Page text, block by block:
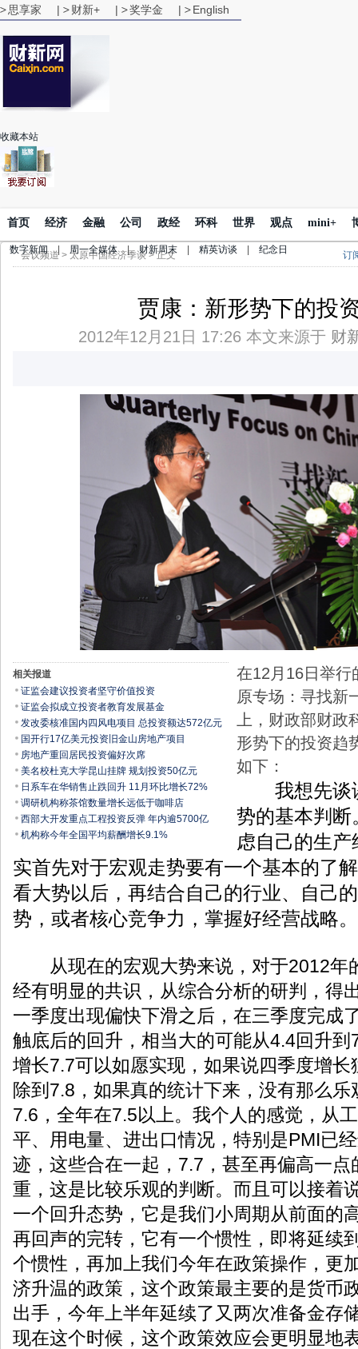
思享家 | 财新+ | 奖学金 | English
收藏本站
首页 经济 金融 公司 政经 环科 世界 观点 mini+
数字新闻 | 周一全媒体 | 财新周末 精英访谈 纪念日
会议频道 > 太原中国经济季谈> 正文 订
贾康：新形势下的投
2012年12月21日 17:26 本文来源于 财
相关报道
证监会建议投资者坚守价值投资
证监会拟成立投资者教育发展基金
发改委核准国内四风电项目 总投资额达572亿元
国开行17亿美元投资旧金山房地产项目
房地产重回居民投资偏好次席
美名校杜克大学昆山挂牌 规划投资50亿元
日系车在华销售止跌回升 11月环比增长72%
调研机构称茶馆数量增长远低于咖啡店
西部大开发重点工程投资反弹 年内逾5700亿
机构称今年全国平均薪酬增长9.1%
在12月16日举行
原专场：寻找新
上，财政部财
形势下的投资趋
如下：
我想先谈
势的基本判断
虑自己的生
实首先对于宏观走势要有一个基本的了
看大势以后，再结合自己的行业、自己
势，或者核心竞争力，掌握好经营战略。
从现在的宏观大势来说，对于2012年
经有明显的共识，从综合分析的研判，得
一季度出现偏快下滑之后，在三季度完成
触底后的回升，相当大的可能从4.4回升
增长7.7可以如愿实现，如果说四季度增
除到7.8，如果真的统计下来，没有那么
7.6，全年在7.5以上。我个人的感觉，从
平、用电量、进出口情况，特别是PMI已
迹，这些合在一起，7.7，甚至再偏高一
重，这是比较乐观的判断。而且可以接着
一个回升态势，它是我们小周期从前面的
再回声的完转，它有一个惯性，即将延续
个惯性，再加上我们今年在政策操作，更
济升温的政策，这个政策最主要的是货币
出手，今年上半年延续了又两次准备金存
现在这个时候，这个政策效应会更明显地